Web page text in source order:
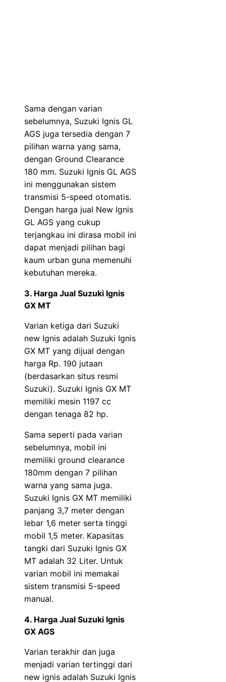
Sama dengan varian
sebelumnya, Suzuki Ignis GL
AGS juga tersedia dengan 7
pilihan warna yang sama,
dengan Ground Clearance
180 mm. Suzuki Ignis GL AGS
ini menggunakan sistem
transmisi 5-speed otomatis.
Dengan harga jual New Ignis
GL AGS yang cukup
terjangkau ini dirasa mobil ini
dapat menjadi pilihan bagi
kaum urban guna memenuhi
kebutuhan mereka.
3. Harga Jual Suzuki Ignis
GX MT
Varian ketiga dari Suzuki
new Ignis adalah Suzuki Ignis
GX MT yang dijual dengan
harga Rp. 190 jutaan
(berdasarkan situs resmi
Suzuki). Suzuki Ignis GX MT
memiliki mesin 1197 cc
dengan tenaga 82 hp.
Sama seperti pada varian
sebelumnya, mobil ini
memiliki ground clearance
180mm dengan 7 pilihan
warna yang sama juga.
Suzuki Ignis GX MT memiliki
panjang 3,7 meter dengan
lebar 1,6 meter serta tinggi
mobil 1,5 meter. Kapasitas
tangki dari Suzuki Ignis GX
MT adalah 32 Liter. Untuk
varian mobil ini memakai
sistem transmisi 5-speed
manual.
4. Harga Jual Suzuki Ignis
GX AGS
Varian terakhir dan juga
menjadi varian tertinggi dari
new ignis adalah Suzuki Ignis